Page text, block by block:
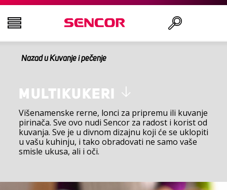
TELEVIZORI
AUDIO - VIDEO
KUHINJA
DOMAĆINSTVO
ZDRAVLJE I LEPOTA
Nazad u Kuvanje i pečenje
MULTIKUKERI
Višenamenske rerne, lonci za pripremu ili kuvanje
pirinača. Sve ovo nudi Sencor za radost i korist od
kuvanja. Sve je u divnom dizajnu koji će se uklopiti
u vašu kuhinju, i tako obradovati ne samo vaše
smisle ukusa, ali i oči.